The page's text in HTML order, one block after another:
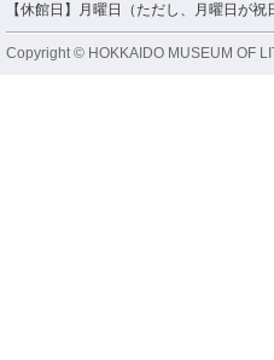
【休館日】月曜日（ただし、月曜日が
Copyright © HOKKAIDO MUSEUM OF